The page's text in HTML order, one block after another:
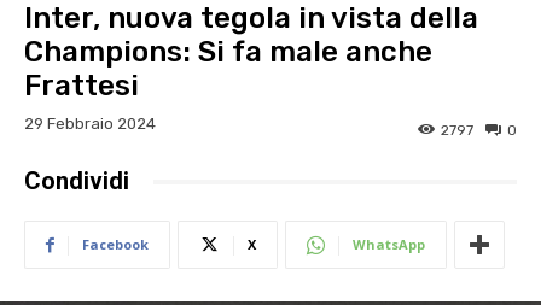
Inter, nuova tegola in vista della
Champions: Si fa male anche
Frattesi
29 Febbraio 2024 0
2797
Condividi
Facebook X WhatsApp